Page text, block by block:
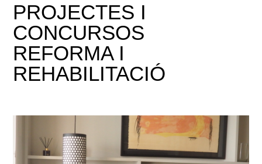
PROJECTES I
CONCURSOS
REFORMA I
REHABILITACIÓ